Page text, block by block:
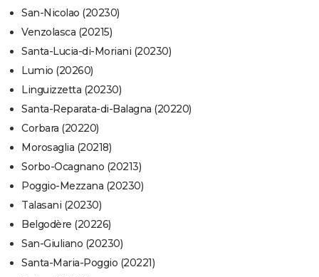
San-Nicolao (20230)
Venzolasca (20215)
Santa-Lucia-di-Moriani (20230)
Lumio (20260)
Linguizzetta (20230)
Santa-Reparata-di-Balagna (20220)
Corbara (20220)
Morosaglia (20218)
Sorbo-Ocagnano (20213)
Poggio-Mezzana (20230)
Talasani (20230)
Belgodère (20226)
San-Giuliano (20230)
Santa-Maria-Poggio (20221)